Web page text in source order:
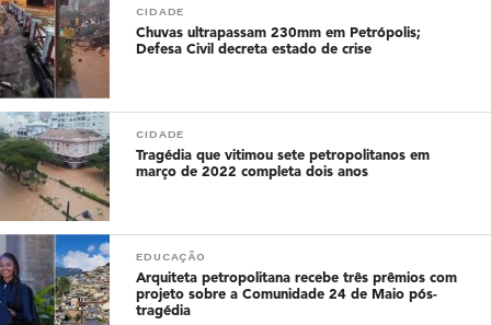
CIDADE
Chuvas ultrapassam 230mm em Petrópolis;
Defesa Civil decreta estado de crise
CIDADE
Tragédia que vitimou sete petropolitanos em
março de 2022 completa dois anos
EDUCAÇÃO
Arquiteta petropolitana recebe três prêmios com
projeto sobre a Comunidade 24 de Maio pós-
tragédia